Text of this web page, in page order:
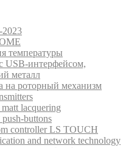
температуры
USB-интерфейсом,
металл
на роторный механизм
lacquering
buttons
controller LS TOUCH
and network technology